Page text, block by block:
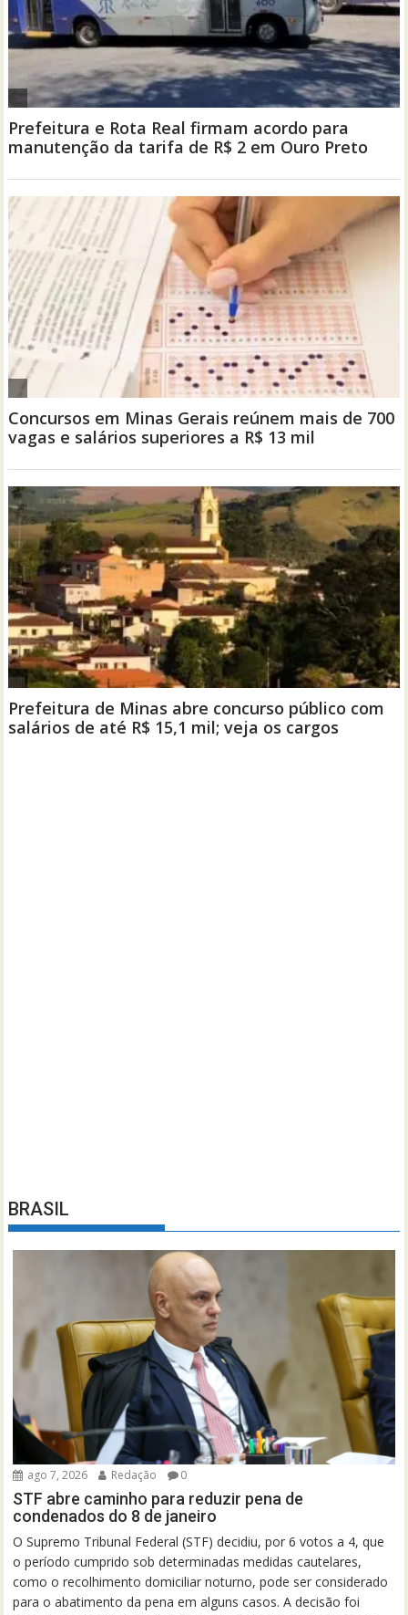
BRASIL
ago 7, 2026 Redação 0
STF abre caminho para reduzir pena de
condenados do 8 de janeiro
O Supremo Tribunal Federal (STF) decidiu, por 6 votos a 4, que
o período cumprido sob determinadas medidas cautelares,
como o recolhimento domiciliar noturno, pode ser considerado
para o abatimento da pena em alguns casos. A decisão foi